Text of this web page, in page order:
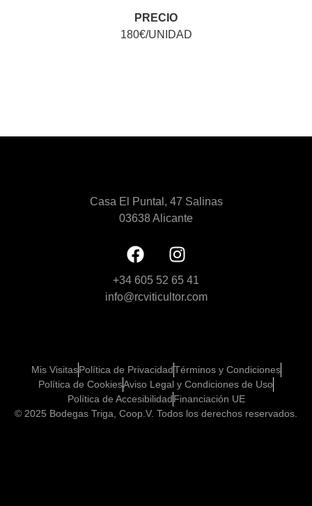
PRECIO
180€/UNIDAD
Casa El Puntal, 47 Salinas
03638 Alicante
+34 605 52 65 41
info@rcviticultor.com
Mis VisitasPolítica de PrivacidadTérminos y Condiciones
Política de CookiesAviso Legal y Condiciones de Uso
Política de AccesibilidadFinanciación UE
© 2025 Bodegas Triga, Coop.V. Todos los derechos reservados.